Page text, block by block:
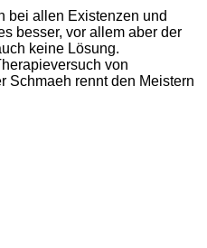
bei allen Existenzen und
besser, vor allem aber der
keine Lösung.
von
Schmaeh rennt den Meistern